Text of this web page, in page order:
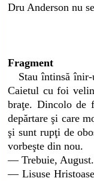
Dru Anderson nu
Fragment
Stau întinsă înir-
Caietul cu foi
braţe. Dincolo de
depărtare şi care
şi sunt rupţi de
vorbeşte din nou.
― Trebuie,
― Lisuse